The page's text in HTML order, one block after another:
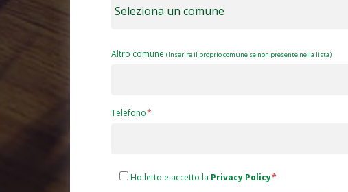
Altro comune (Inserire il proprio comune se non presente nella lista)
Telefono
Ho letto e accetto la Privacy Policy